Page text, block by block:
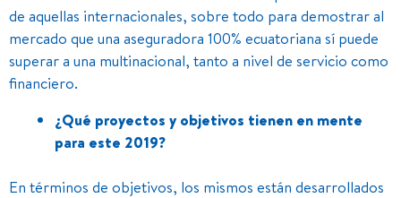
de aquellas internacionales, sobre todo para demostrar al
mercado que una aseguradora 100% ecuatoriana sí puede
superar a una multinacional, tanto a nivel de servicio como
financiero.
¿Qué proyectos y objetivos tienen en mente
para este 2019?
En términos de objetivos, los mismos están desarrollados